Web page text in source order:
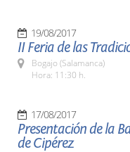
19/08/2017
II Feria de las
Bogajo (Salamanca)
Hora: 11:30 h.
17/08/2017
Presentación de la
de Cipérez